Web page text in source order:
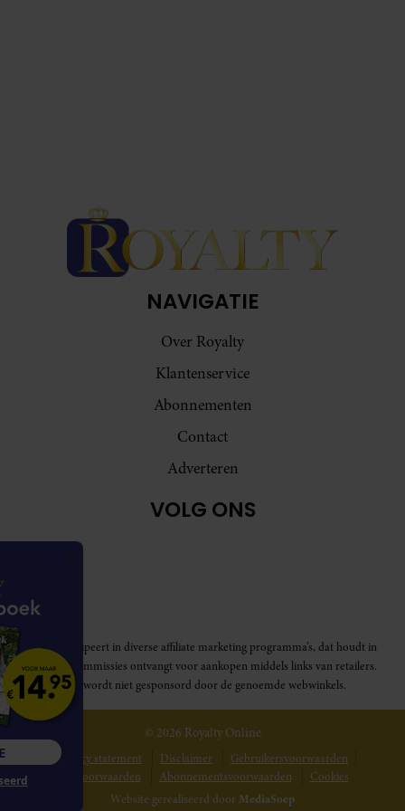
NAVIGATIE
Over Royalty
Klantenservice
Abonnementen
Contact
Adverteren
VOLG ONS
Royalty participeert in diverse affiliate marketing programma’s, dat houdt in
dat Royalty commissies ontvangt voor aankopen middels links van retailers.
Deze website wordt niet gesponsord door de genoemde webwinkels.
© 2026 Royalty Online
Privacy statement Disclaimer
Gebruikersvoorwaarden
Spelvoorwaarden
Abonnementsvoorwaarden
Cookies
Website gerealiseerd door MediaSoep
INFORMATIE
niet geïnteresseerd